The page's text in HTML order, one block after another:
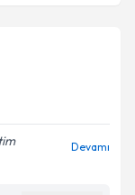
Devamı